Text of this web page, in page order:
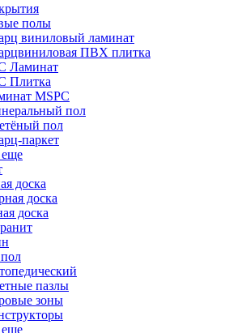
полы
виниловый ламинат
ПВХ плитка
Ламинат
Плитка
MSPC
пол
пол
паркет
еще
доска
доска
доска
пазлы
зоны
еще